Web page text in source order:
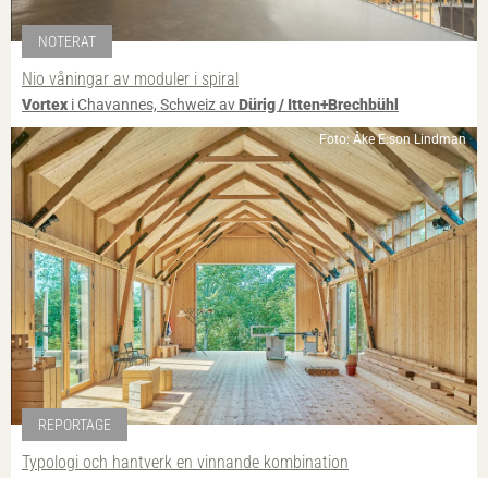
NOTERAT
Nio våningar av moduler i spiral
Vortex i Chavannes, Schweiz avDürig / Itten+Brechbühl
Foto: Åke E:son Lindman
REPORTAGE
Typologi och hantverk en vinnande kombination